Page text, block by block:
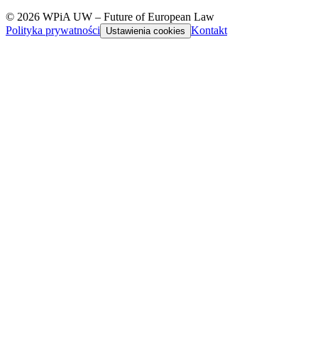
© 2026 WPiA UW – Future of European Law
Polityka prywatności
Ustawienia cookies Kontakt